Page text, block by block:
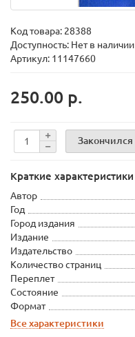
Код товара: 28388
Доступность: Нет в наличии
Артикул: 11147660
250.00 р.
Закончился
Краткие характеристики
Автор
Год
Город издания
Издание
Издательство
Количество страниц
Переплет
Состояние
Формат
Все характеристики